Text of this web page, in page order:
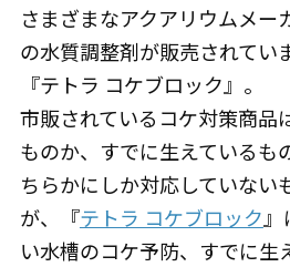
さまざまなアクアリウムメー
の水質調整剤が販売されてい
『テトラ コケブロック』。
市販されているコケ対策商品
ものか、すでに生えているも
ちらかにしか対応していない
が、『テトラ コケブロック
い水槽のコケ予防、すでに生